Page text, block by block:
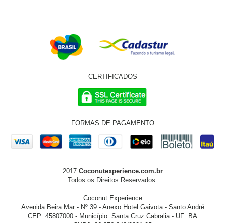
CERTIFICADOS
FORMAS DE PAGAMENTO
2017 Coconutexperience.com.br
Todos os Direitos Reservados.
Coconut Experience
Avenida Beira Mar - Nº 39 - Anexo Hotel Gaivota - Santo André
CEP: 45807000 - Município: Santa Cruz Cabralia - UF: BA